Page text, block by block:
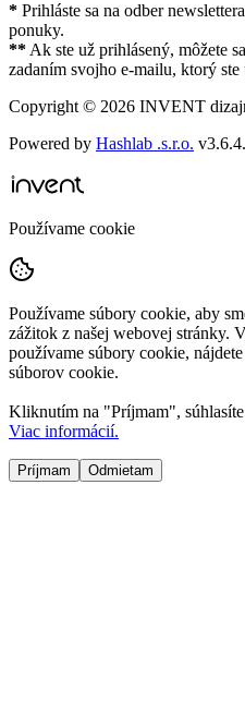
* Prihláste sa na odber
ponuky.
** Ak ste už prihlásený, môžete
zadaním svojho e-mailu, ktorý
Copyright © 2026 INVENT
Powered by Hashlab .s.r.o. v3.6.4.
Používame cookie
Používame súbory cookie, aby
zážitok z našej webovej stránky.
používame súbory cookie,
súborov cookie.
Kliknutím na "Príjmam",
Viac informácií.
Príjmam Odmietam